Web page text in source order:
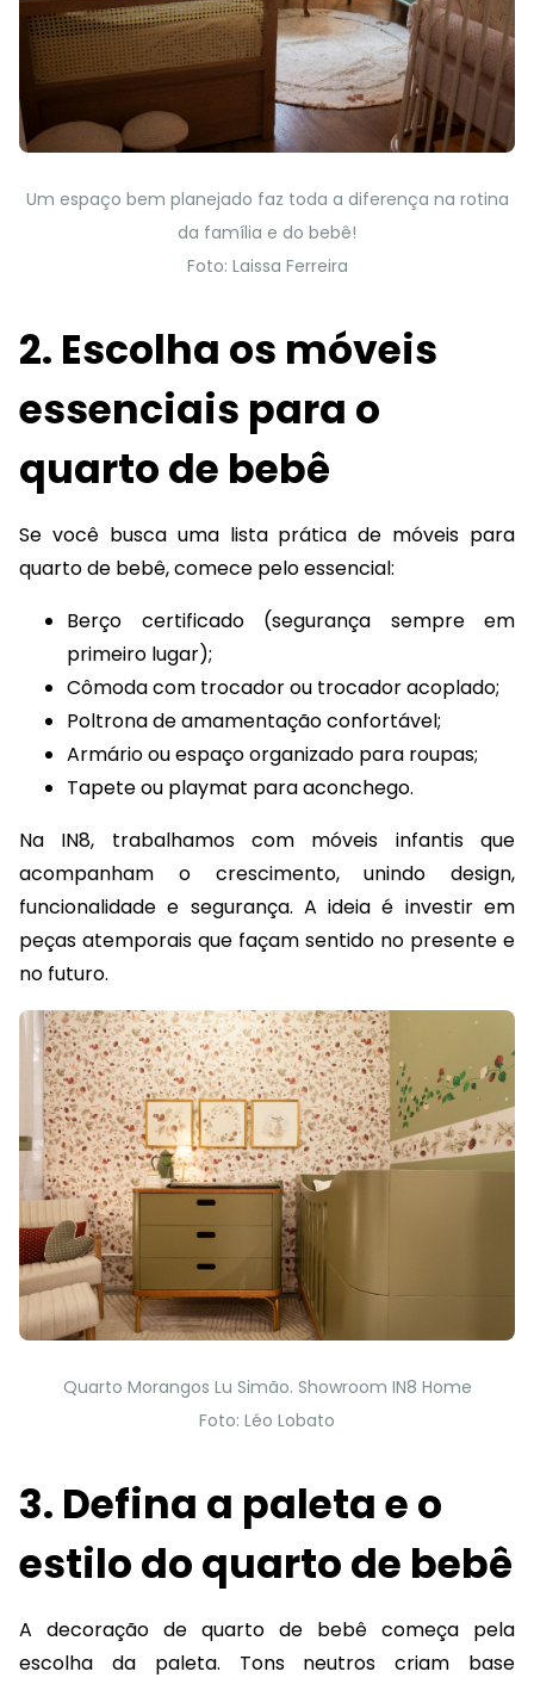
Um espaço bem planejado faz toda a diferença na rotina
da família e do bebê!
Foto: Laissa Ferreira
2. Escolha os móveis
essenciais para o
quarto de bebê
Se você busca uma lista prática de móveis para
quarto de bebê, comece pelo essencial:
Berço certificado (segurança sempre em
primeiro lugar);
Cômoda com trocador ou trocador acoplado;
Poltrona de amamentação confortável;
Armário ou espaço organizado para roupas;
Tapete ou playmat para aconchego.
Na IN8, trabalhamos com móveis infantis que
acompanham o crescimento, unindo design,
funcionalidade e segurança. A ideia é investir em
peças atemporais que façam sentido no presente e
no futuro.
Quarto Morangos Lu Simão. Showroom IN8 Home
Foto: Léo Lobato
3. Defina a paleta e o
estilo do quarto de bebê
A decoração de quarto de bebê começa pela
escolha da paleta. Tons neutros criam base